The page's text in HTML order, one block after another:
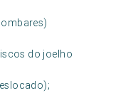
do joelho